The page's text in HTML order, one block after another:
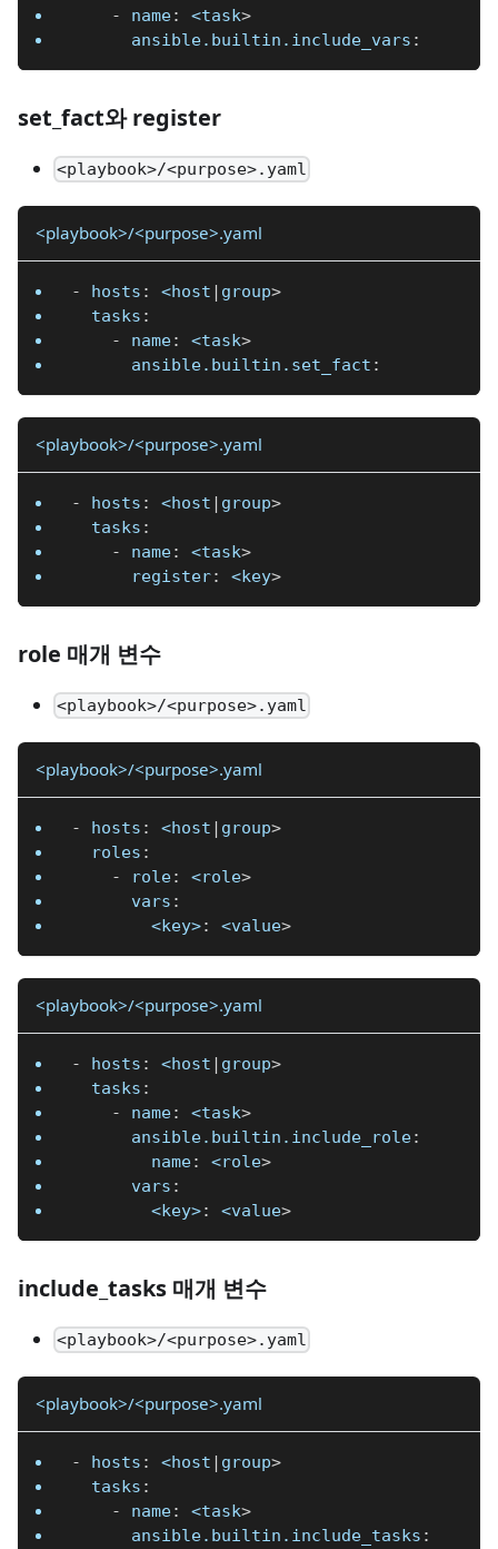
-
name: <task>
      ansible.builtin.include_vars
:
set_fact와 register
<playbook>/<purpose>.yaml
<playbook>/<purpose>.yaml
- hosts : <host | group>
tasks :
-
name: <task>
      ansible.builtin.set_fact
:
<playbook>/<purpose>.yaml
- hosts : <host | group>
tasks :
-
name: <task>
register: <key>
role 매개 변수
<playbook>/<purpose>.yaml
<playbook>/<purpose>.yaml
- hosts : <host | group>
roles :
-
role: <role>
vars :
<key>: <value>
<playbook>/<purpose>.yaml
- hosts : <host | group>
tasks :
-
name: <task>
ansible.builtin.include_role:
name: <role>
vars :
<key>: <value>
include_tasks 매개 변수
<playbook>/<purpose>.yaml
<playbook>/<purpose>.yaml
- hosts : <host | group>
tasks :
-
name: <task>
ansible.builtin.include_tasks :